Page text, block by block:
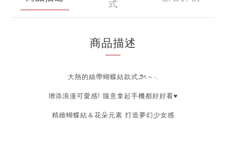
式
商品描述
大熱的絲帶蝴蝶結款式౨ৎ～·.
增添浪漫可愛感! 隨意拿起手機都好好看♥
精緻蝴蝶結＆花朵元素 打造夢幻少女感